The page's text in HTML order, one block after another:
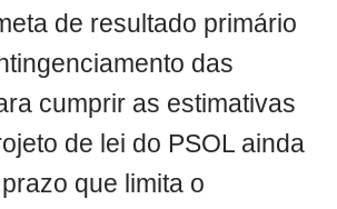
de resultado primário
das
cumprir as estimativas
de lei do PSOL ainda
que limita o